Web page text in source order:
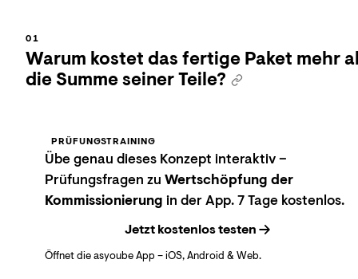
Warum kostet das fertige Paket mehr
die Summe seiner Teile?
PRÜFUNGSTRAINING
Übe genau dieses Konzept interaktiv –
Prüfungsfragen zu Wertschöpfung der
Kommissionierung in der App. 7 Tage kostenlos.
Jetzt kostenlos testen
Öffnet die asyoube App – iOS, Android & Web.